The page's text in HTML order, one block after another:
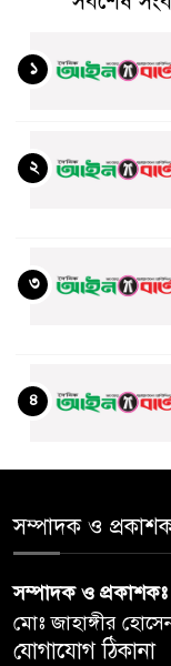
১
২
৩
৪
৫
৬
সম্পাদক ও
সম্পাদক ও প্রকাশকঃ
মোঃ জাহাঙ্গীর
যোগাযোগ ঠিকানা